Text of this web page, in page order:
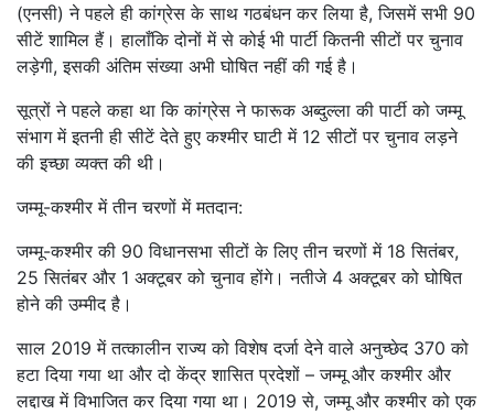
(एनसी) ने पहले ही कांग्रेस के साथ गठबंधन कर लिया है, जिसमें सभी 90
सीटें शामिल हैं। हालाँकि दोनों में से कोई भी पार्टी कितनी सीटों पर चुनाव
लड़ेगी, इसकी अंतिम संख्या अभी घोषित नहीं की गई है।
सूत्रों ने पहले कहा था कि कांग्रेस ने फारूक अब्दुल्ला की पार्टी को जम्मू
संभाग में इतनी ही सीटें देते हुए कश्मीर घाटी में 12 सीटों पर चुनाव लड़ने
की इच्छा व्यक्त की थी।
जम्मू-कश्मीर में तीन चरणों में मतदान:
जम्मू-कश्मीर की 90 विधानसभा सीटों के लिए तीन चरणों में 18 सितंबर,
25 सितंबर और 1 अक्टूबर को चुनाव होंगे। नतीजे 4 अक्टूबर को घोषित
होने की उम्मीद है।
साल 2019 में तत्कालीन राज्य को विशेष दर्जा देने वाले अनुच्छेद 370 को
हटा दिया गया था और दो केंद्र शासित प्रदेशों – जम्मू और कश्मीर और
लद्दाख में विभाजित कर दिया गया था। 2019 से, जम्मू और कश्मीर को एक